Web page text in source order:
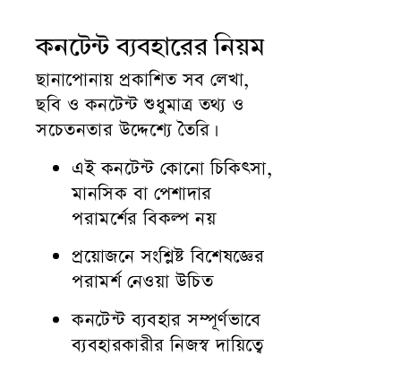
কনটেন্ট ব্যবহারের নিয়ম
ছানাপোনায় প্রকাশিত সব লেখা,
ছবি ও কনটেন্ট শুধুমাত্র তথ্য ও
সচেতনতার উদ্দেশ্যে তৈরি।
এই কনটেন্ট কোনো চিকিৎসা,
মানসিক বা পেশাদার
পরামর্শের বিকল্প নয়
প্রয়োজনে সংশ্লিষ্ট বিশেষজ্ঞের
পরামর্শ নেওয়া উচিত
কনটেন্ট ব্যবহার সম্পূর্ণভাবে
ব্যবহারকারীর নিজস্ব দায়িত্বে